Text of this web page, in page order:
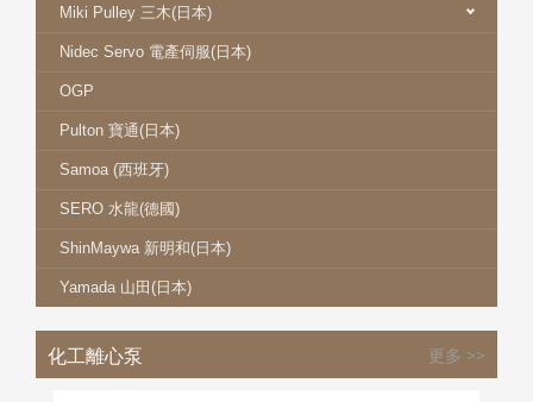
Miki Pulley 三木(日本)
Nidec Servo 電產伺服(日本)
OGP
Pulton 寶通(日本)
Samoa (西班牙)
SERO 水龍(德國)
ShinMaywa 新明和(日本)
Yamada 山田(日本)
化工離心泵 更多 >>